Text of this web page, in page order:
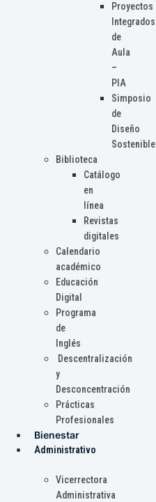
Proyectos
Integrados
de
Aula
–
PIA
Simposio
de
Diseño
Sostenible
Biblioteca
Catálogo
en
línea
Revistas
digitales
Calendario
académico
Educación
Digital
Programa
de
Inglés
Descentralización
y
Desconcentración
Prácticas
Profesionales
Bienestar
Administrativo
Vicerrectora
Administrativa